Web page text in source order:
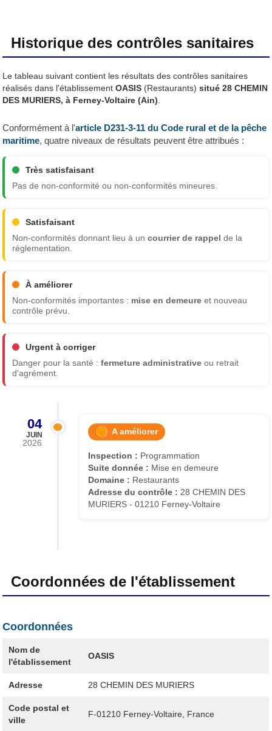
Historique des contrôles sanitaires
Le tableau suivant contient les résultats des contrôles sanitaires
réalisés dans l'établissementOASIS (Restaurants) situé 28 CHEMIN
DES MURIERS, à Ferney-Voltaire (Ain)
Conformément à l'article D231-3-11 du Code rural et de la pêche
maritime, quatre niveaux de résultats peuvent être attribués :
Très satisfaisant
Pas de non-conformité ou non-conformités mineures.
Satisfaisant
Non-conformités donnant lieu à uncourrier de rappel de la
réglementation.
À améliorer
Non-conformités importantes : mise en demeure et nouveau
contrôle prévu.
Urgent à corriger
Danger pour la santé :fermeture administrative ou retrait
d'agrément.
04
JUIN
2026
A améliorer
Inspection : Programmation
Suite donnée : Mise en demeure
Domaine : Restaurants
Adresse du contrôle : 28 CHEMIN DES
MURIERS - 01210 Ferney-Voltaire
Coordonnées de l'établissement
Coordonnées
Nom de
l'établissement
OASIS
Adresse 28 CHEMIN DES MURIERS
Code postal et
ville
F-01210 Ferney-Voltaire, France